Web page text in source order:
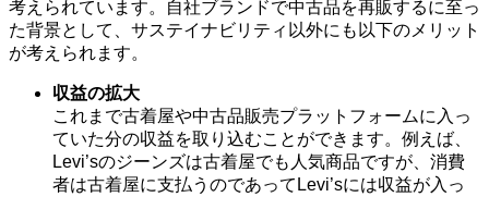
考えられています。自社ブランドで中古品を再販するに至っ
た背景として、サステイナビリティ以外にも以下のメリット
が考えられます。
収益の拡大
これまで古着屋や中古品販売プラットフォームに入っ
ていた分の収益を取り込むことができます。例えば、
Levi’sのジーンズは古着屋でも人気商品ですが、消費
者は古着屋に支払うのであってLevi’sには収益が入っ